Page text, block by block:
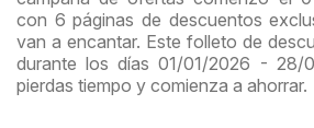
con 6 páginas de descuentos
van a encantar. Este folleto de
durante los días 01/01/2026 - 28/
pierdas tiempo y comienza a ahorrar.